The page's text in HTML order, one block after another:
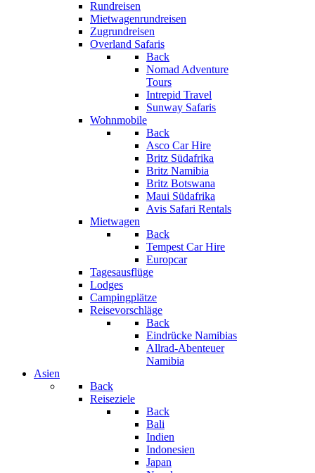
Rundreisen
Mietwagenrundreisen
Zugrundreisen
Overland Safaris
Back
Nomad Adventure
Tours
Intrepid Travel
Sunway Safaris
Wohnmobile
Back
Asco Car Hire
Britz Südafrika
Britz Namibia
Britz Botswana
Maui Südafrika
Avis Safari Rentals
Mietwagen
Back
Tempest Car Hire
Europcar
Tagesausflüge
Lodges
Campingplätze
Reisevorschläge
Back
Eindrücke Namibias
Allrad-Abenteuer
Namibia
Asien
Back
Reiseziele
Back
Bali
Indien
Indonesien
Japan